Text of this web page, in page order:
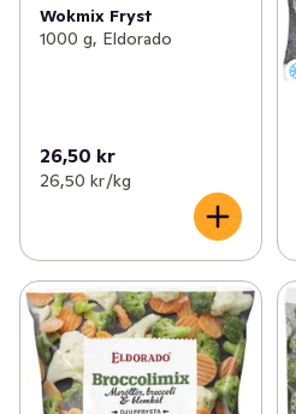
Wokmix Fryst
1000 g, Eldorado
26,50 kr
26,50 kr /kg